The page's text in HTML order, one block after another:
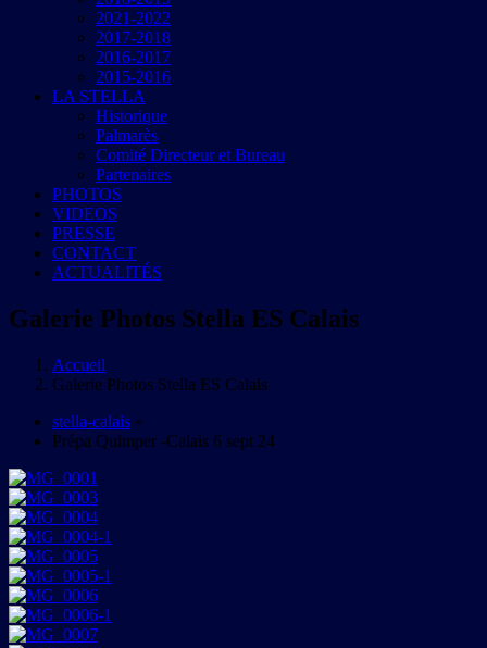
2021-2022
2017-2018
2016-2017
2015-2016
LA STELLA
Historique
Palmarès
Comité Directeur et Bureau
Partenaires
PHOTOS
VIDEOS
PRESSE
CONTACT
ACTUALITÉS
Galerie Photos Stella ES Calais
Accueil
Galerie Photos Stella ES Calais
stella-calais »
Prépa Quimper -Calais 6 sept 24